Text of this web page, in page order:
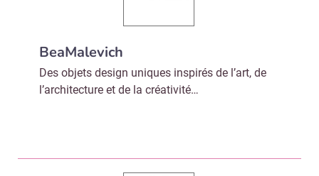
BeaMalevich
Des objets design uniques inspirés de l’art, de
l’architecture et de la créativité…